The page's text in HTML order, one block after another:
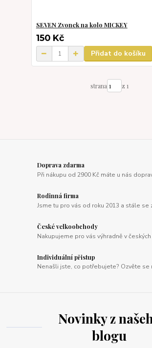
SEVEN Zvonek na kolo MICKEY
150 Kč
Přidat do košíku
strana z 1
Doprava zdarma
Při nákupu od 2900 Kč máte u nás
Rodinná firma
Jsme tu pro vás od roku 2013 a stále se
České velkoobchody
Nakupujeme pro vás výhradně v
Individuální přistup
Nenašli jste, co potřebujete? Ozvěte se
Novinky z
blogu